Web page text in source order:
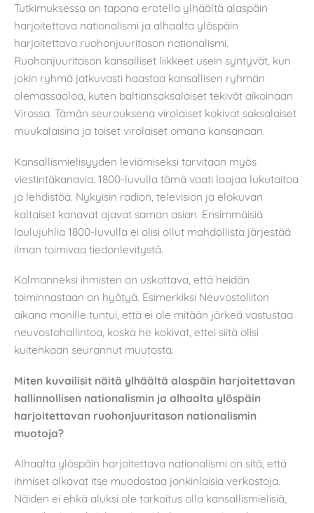
Tutkimuksessa on tapana erotella ylhäältä alaspäin
harjoitettava nationalismi ja alhaalta ylöspäin
harjoitettava ruohonjuuritason nationalismi.
Ruohonjuuritason kansalliset liikkeet usein syntyvät, kun
jokin ryhmä jatkuvasti haastaa kansallisen ryhmän
olemassaoloa, kuten baltiansaksalaiset tekivät aikoinaan
Virossa. Tämän seurauksena virolaiset kokivat saksalaiset
muukalaisina ja toiset virolaiset omana kansanaan.
Kansallismielisyyden leviämiseksi tarvitaan myös
viestintäkanavia. 1800-luvulla tämä vaati laajaa lukutaitoa
ja lehdistöä. Nykyisin radion, television ja elokuvan
kaltaiset kanavat ajavat saman asian. Ensimmäisiä
laulujuhlia 1800-luvulla ei olisi ollut mahdollista järjestää
ilman toimivaa tiedonlevitystä.
Kolmanneksi ihmisten on uskottava, että heidän
toiminnastaan on hyötyä. Esimerkiksi Neuvostoliiton
aikana monille tuntui, että ei ole mitään järkeä vastustaa
neuvostohallintoa, koska he kokivat, ettei siitä olisi
kuitenkaan seurannut muutosta.
Miten kuvailisit näitä ylhäältä alaspäin harjoitettavan
hallinnollisen nationalismin ja alhaalta ylöspäin
harjoitettavan ruohonjuuritason nationalismin
muotoja?
Alhaalta ylöspäin harjoitettava nationalismi on sitä, että
ihmiset alkavat itse muodostaa jonkinlaisia verkostoja.
Näiden ei ehkä aluksi ole tarkoitus olla kansallismielisiä,